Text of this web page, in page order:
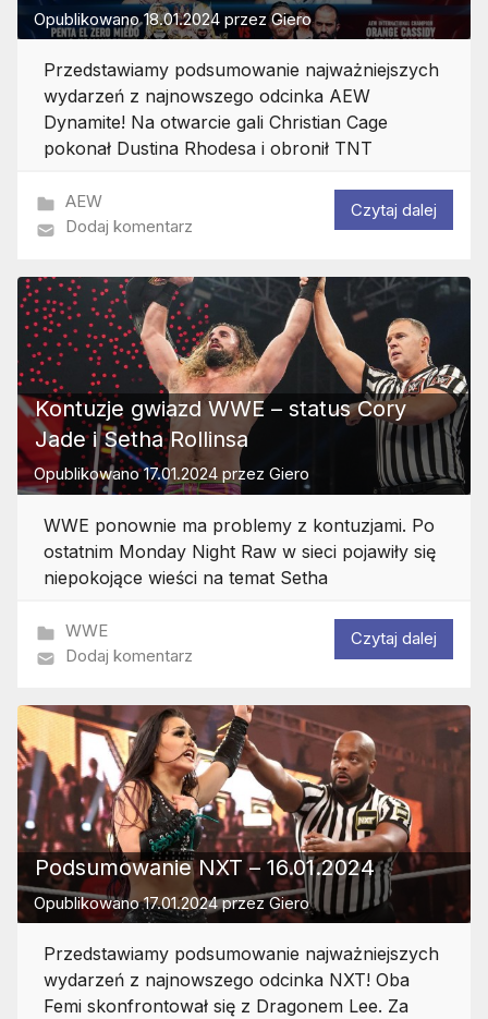
Opublikowano18.01.2024 przezGiero
Przedstawiamy podsumowanie najważniejszych
wydarzeń z najnowszego odcinka AEW
Dynamite! Na otwarcie gali Christian Cage
pokonał Dustina Rhodesa i obronił TNT
AEW
Dodaj komentarz
Czytaj dalej
Kontuzje gwiazd WWE – status Cory
Jade i Setha Rollinsa
Opublikowano17.01.2024 przez Giero
WWE ponownie ma problemy z kontuzjami. Po
ostatnim Monday Night Raw w sieci pojawiły się
niepokojące wieści na temat Setha
WWE
Dodaj komentarz
Czytaj dalej
Podsumowanie NXT – 16.01.2024
Opublikowano17.01.2024przezGiero
Przedstawiamy podsumowanie najważniejszych
wydarzeń z najnowszego odcinka NXT! Oba
Femi skonfrontował się z Dragonem Lee. Za